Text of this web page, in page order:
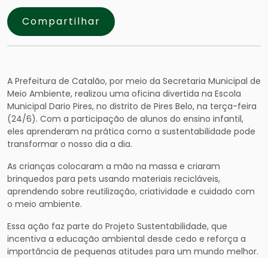
Compartilhar
A Prefeitura de Catalão, por meio da Secretaria Municipal de
Meio Ambiente, realizou uma oficina divertida na Escola
Municipal Dario Pires, no distrito de Pires Belo, na terça-feira
(24/6). Com a participação de alunos do ensino infantil,
eles aprenderam na prática como a sustentabilidade pode
transformar o nosso dia a dia.
As crianças colocaram a mão na massa e criaram
brinquedos para pets usando materiais recicláveis,
aprendendo sobre reutilização, criatividade e cuidado com
o meio ambiente.
Essa ação faz parte do Projeto Sustentabilidade, que
incentiva a educação ambiental desde cedo e reforça a
importância de pequenas atitudes para um mundo melhor.